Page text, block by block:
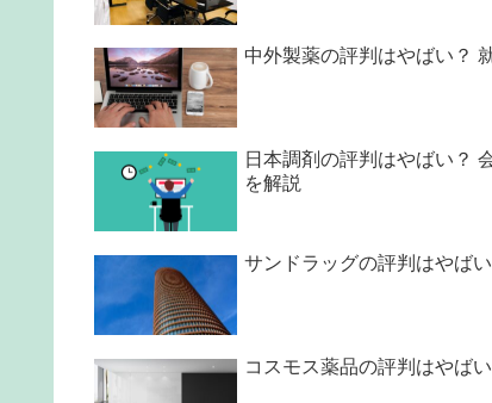
中外製薬の評判はやばい？
日本調剤の評判はやばい？
を解説
サンドラッグの評判はやば
コスモス薬品の評判はやば